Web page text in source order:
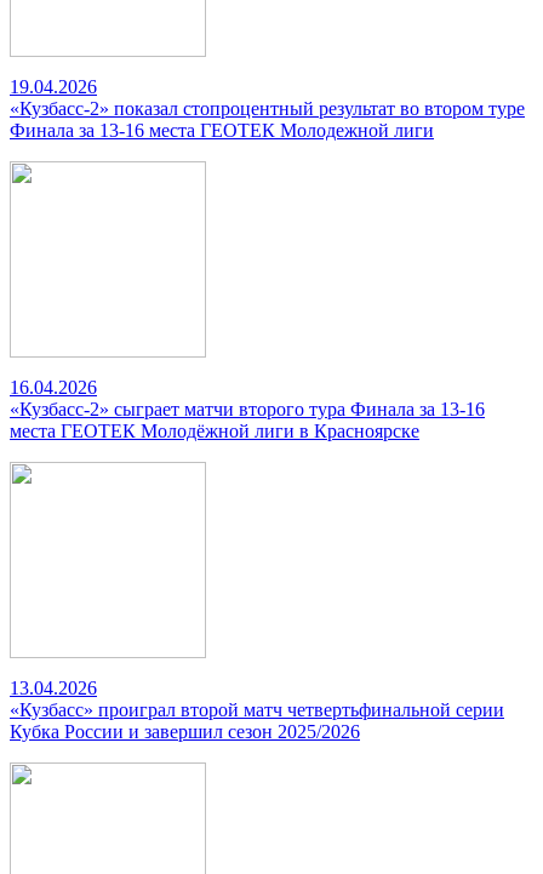
19.04.2026
«Кузбасс-2» показал стопроцентный результат во втором туре
Финала за 13-16 места ГЕОТЕК Молодежной лиги
16.04.2026
«Кузбасс-2» сыграет матчи второго тура Финала за 13-16
места ГЕОТЕК Молодёжной лиги в Красноярске
13.04.2026
«Кузбасс» проиграл второй матч четвертьфинальной серии
Кубка России и завершил сезон 2025/2026